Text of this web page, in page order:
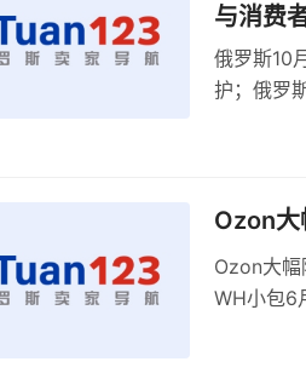
与消费
俄罗斯10
护；俄罗
Ozon大
Ozon大
WH小包6